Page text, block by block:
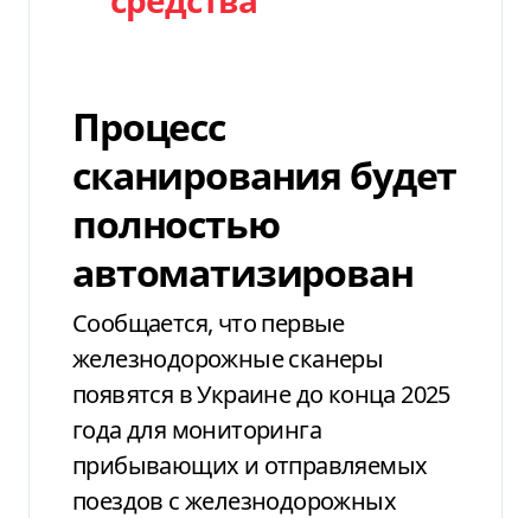
Процесс
сканирования будет
полностью
автоматизирован
Сообщается, что первые
железнодорожные сканеры
появятся в Украине до конца 2025
года для мониторинга
прибывающих и отправляемых
поездов с железнодорожных